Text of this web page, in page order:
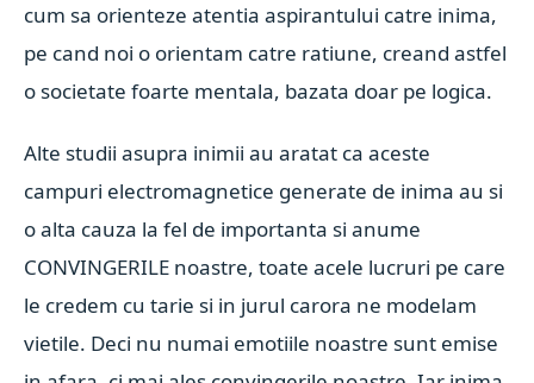
cum sa orienteze atentia aspirantului catre inima,
pe cand noi o orientam catre ratiune, creand astfel
o societate foarte mentala, bazata doar pe logica.
Alte studii asupra inimii au aratat ca aceste
campuri electromagnetice generate de inima au si
o alta cauza la fel de importanta si anume
CONVINGERILE noastre, toate acele lucruri pe care
le credem cu tarie si in jurul carora ne modelam
vietile. Deci nu numai emotiile noastre sunt emise